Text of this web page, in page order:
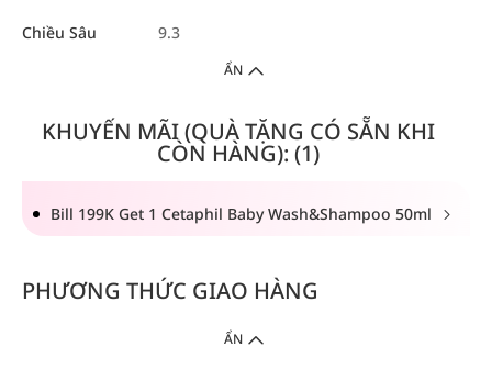
Chiều Sâu 9.3
ẨN
KHUYẾN MÃI (QUÀ TẶNG CÓ SẴN KHI
CÒN HÀNG): (1)
Bill 199K Get 1 Cetaphil Baby Wash&Shampoo 50ml
PHƯƠNG THỨC GIAO HÀNG
ẨN